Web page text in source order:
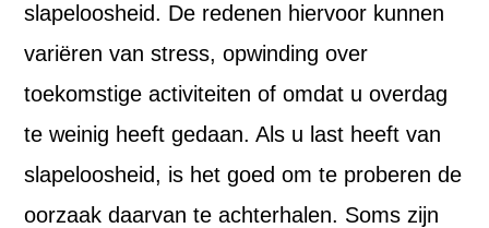
slapeloosheid. De redenen hiervoor kunnen
variëren van stress, opwinding over
toekomstige activiteiten of omdat u overdag
te weinig heeft gedaan. Als u last heeft van
slapeloosheid, is het goed om te proberen de
oorzaak daarvan te achterhalen. Soms zijn